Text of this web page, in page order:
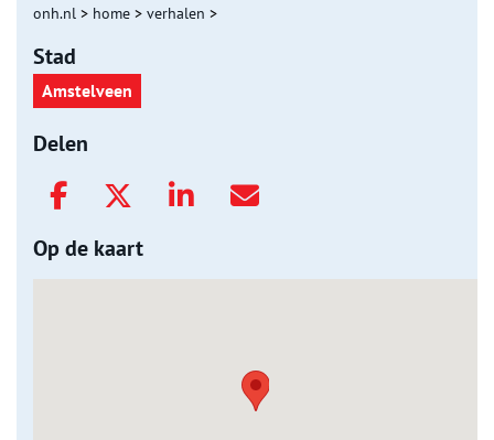
onh.nl > home > verhalen >
Stad
Amstelveen
Delen
Op de kaart